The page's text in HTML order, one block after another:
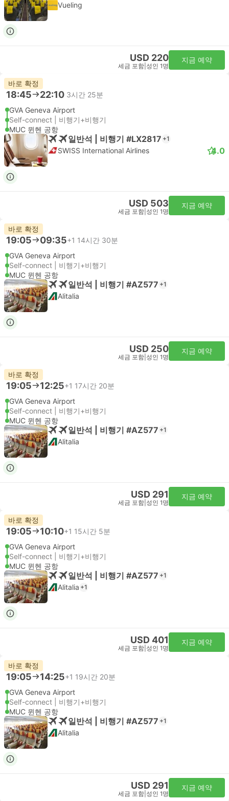
Vueling
USD 220
세금 포함 성인 1명
지금 예약
바로 확정
18:45 22:10 3시간 25분
GVA Geneva Airport
Self-connect | 비행기+비행기
MUC 뮌헨 공항
일반석 | 비행기 #LX2817 +1
SWISS International Airlines 4.0
USD 503
세금 포함 성인 1명
지금 예약
바로 확정
19:05 09:35+1 14시간 30분
GVA Geneva Airport
Self-connect | 비행기+비행기
MUC 뮌헨 공항
일반석 | 비행기 #AZ577 +1
Alitalia
USD 250
세금 포함 성인 1명
지금 예약
바로 확정
19:05 12:25+1 17시간 20분
GVA Geneva Airport
Self-connect | 비행기+비행기
MUC 뮌헨 공항
일반석 | 비행기 #AZ577 +1
Alitalia
USD 291
세금 포함 성인 1명
지금 예약
바로 확정
19:05 10:10+1 15시간 5분
GVA Geneva Airport
Self-connect | 비행기+비행기
MUC 뮌헨 공항
일반석 | 비행기 #AZ577 +1
Alitalia +1
USD 401
세금 포함 성인 1명
지금 예약
바로 확정
19:05 14:25+1 19시간 20분
GVA Geneva Airport
Self-connect | 비행기+비행기
MUC 뮌헨 공항
일반석 | 비행기 #AZ577 +1
Alitalia
USD 291
세금 포함 성인 1명
지금 예약